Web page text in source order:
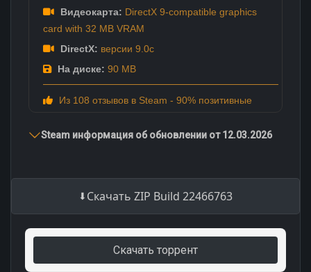
Видеокарта: DirectX 9-compatible graphics
card with 32 MB VRAM
DirectX: версии 9.0c
На диске: 90 MB
Из 108 отзывов в Steam - 90% позитивные
Steam информация об обновлении от 12.03.2026
Скачать ZIP Build 22466763
Скачать торрент